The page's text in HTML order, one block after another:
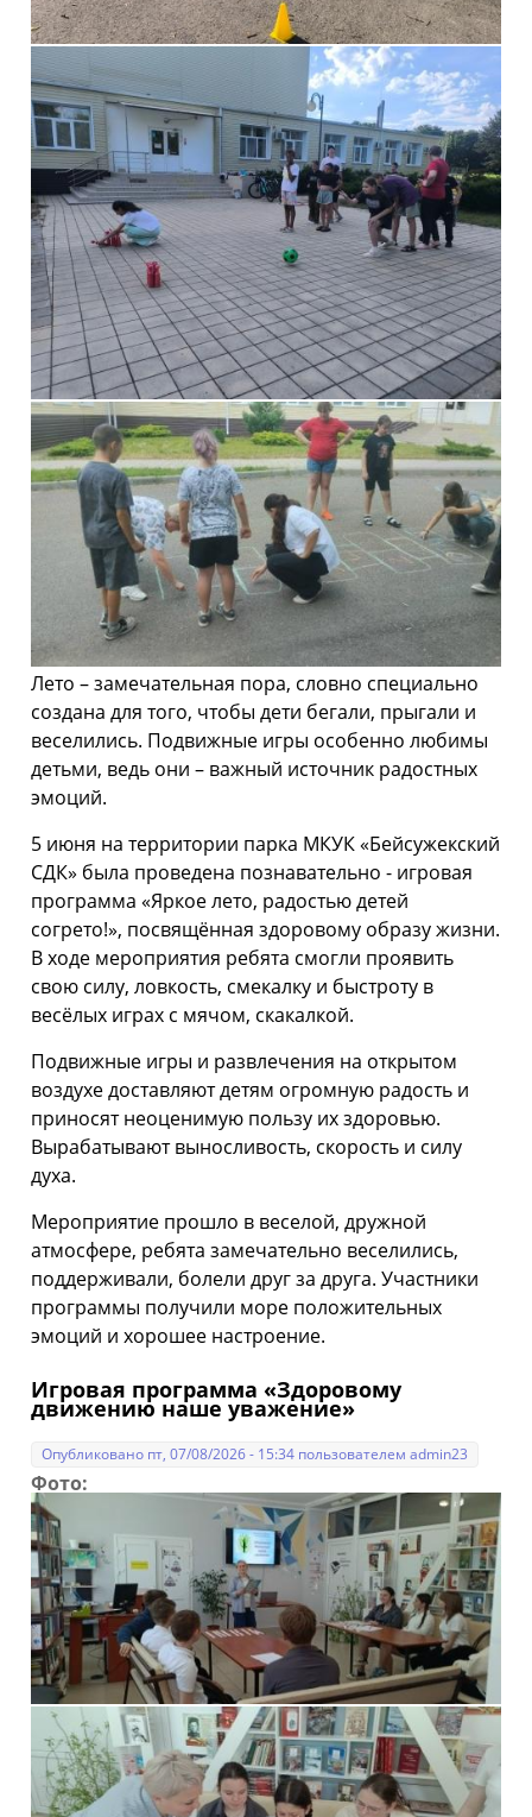
Лето – замечательная пора, словно специально
создана для того, чтобы дети бегали, прыгали и
веселились. Подвижные игры особенно любимы
детьми, ведь они – важный источник радостных
эмоций.
5 июня на территории парка МКУК «Бейсужекский
СДК» была проведена познавательно - игровая
программа «Яркое лето, радостью детей
согрето!», посвящённая здоровому образу жизни.
В ходе мероприятия ребята смогли проявить
свою силу, ловкость, смекалку и быстроту в
весёлых играх с мячом, скакалкой.
Подвижные игры и развлечения на открытом
воздухе доставляют детям огромную радость и
приносят неоценимую пользу их здоровью.
Вырабатывают выносливость, скорость и силу
духа.
Мероприятие прошло в веселой, дружной
атмосфере, ребята замечательно веселились,
поддерживали, болели друг за друга. Участники
программы получили море положительных
эмоций и хорошее настроение.
Игровая программа «Здоровому
движению наше уважение»
Опубликовано пт, 07/08/2026 - 15:34 пользователемadmin23
Фото: